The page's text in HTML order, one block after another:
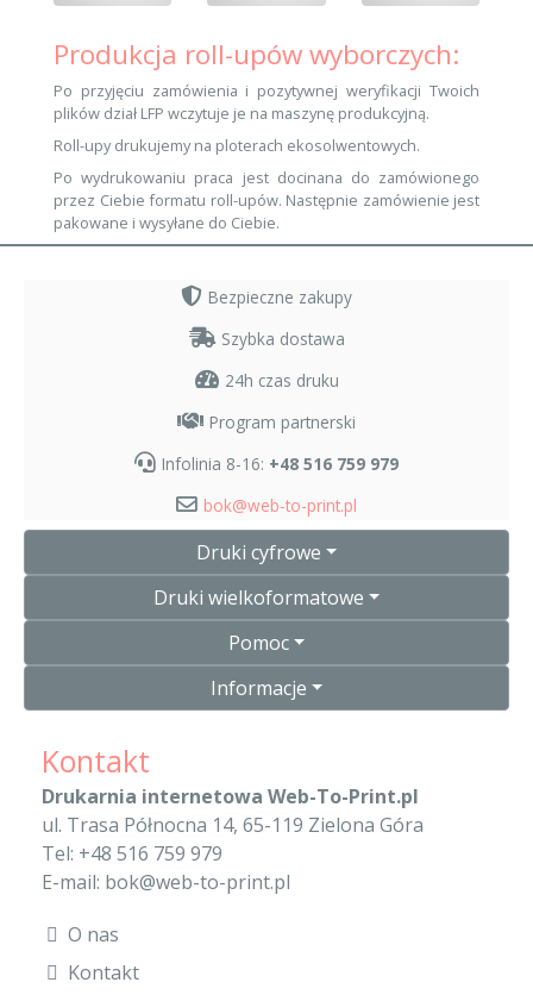
Produkcja roll-upów wyborczych:
Po przyjęciu zamówienia i pozytywnej weryfikacji Twoich
plików dział LFP wczytuje je na maszynę produkcyjną.
Roll-upy drukujemy na ploterach ekosolwentowych.
Po wydrukowaniu praca jest docinana do zamówionego
przez Ciebie formatu roll-upów. Następnie zamówienie jest
pakowane i wysyłane do Ciebie.
Bezpieczne zakupy
Szybka dostawa
24h czas druku
Program partnerski
Infolinia 8-16: +48 516 759 979
bok@web-to-print.pl
Druki cyfrowe
Druki wielkoformatowe
Pomoc
Informacje
Kontakt
Drukarnia internetowa Web-To-Print.pl
ul. Trasa Północna 14, 65-119 Zielona Góra
Tel: +48 516 759 979
E-mail: bok@web-to-print.pl
O nas
Kontakt